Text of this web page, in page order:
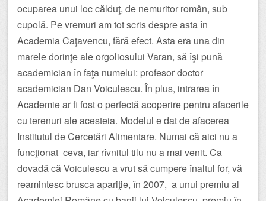
ocuparea unui loc călduţ, de nemuritor român, sub
cupolă. Pe vremuri am tot scris despre asta în
Academia Caţavencu, fără efect. Asta era una din
marele dorinţe ale orgoliosului Varan, să îşi pună
academician în faţa numelui: profesor doctor
academician Dan Voiculescu. În plus, intrarea în
Academie ar fi fost o perfectă acoperire pentru afacerile
cu terenuri ale acesteia. Modelul e dat de afacerea
Institutul de Cercetări Alimentare. Numai că aici nu a
funcţionat ceva, iar rîvnitul tilu nu a mai venit. Ca
dovadă că Voiculescu a vrut să cumpere înaltul for, vă
reamintesc brusca apariţie, în 2007, a unui premiu al